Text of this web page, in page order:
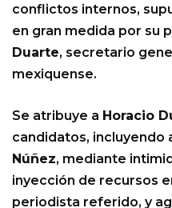
conflictos internos,
en gran medida por su
Duarte, secretario
mexiquense.
Se atribuye a Horacio
candidatos, incluyendo
Núñez, mediante
inyección de recursos
periodista referido, y